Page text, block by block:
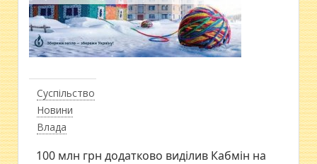
Суспільство
Новини
Влада
100 млн грн додатково виділив Кабмін на